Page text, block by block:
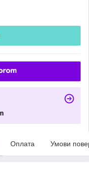
Оплата Умови